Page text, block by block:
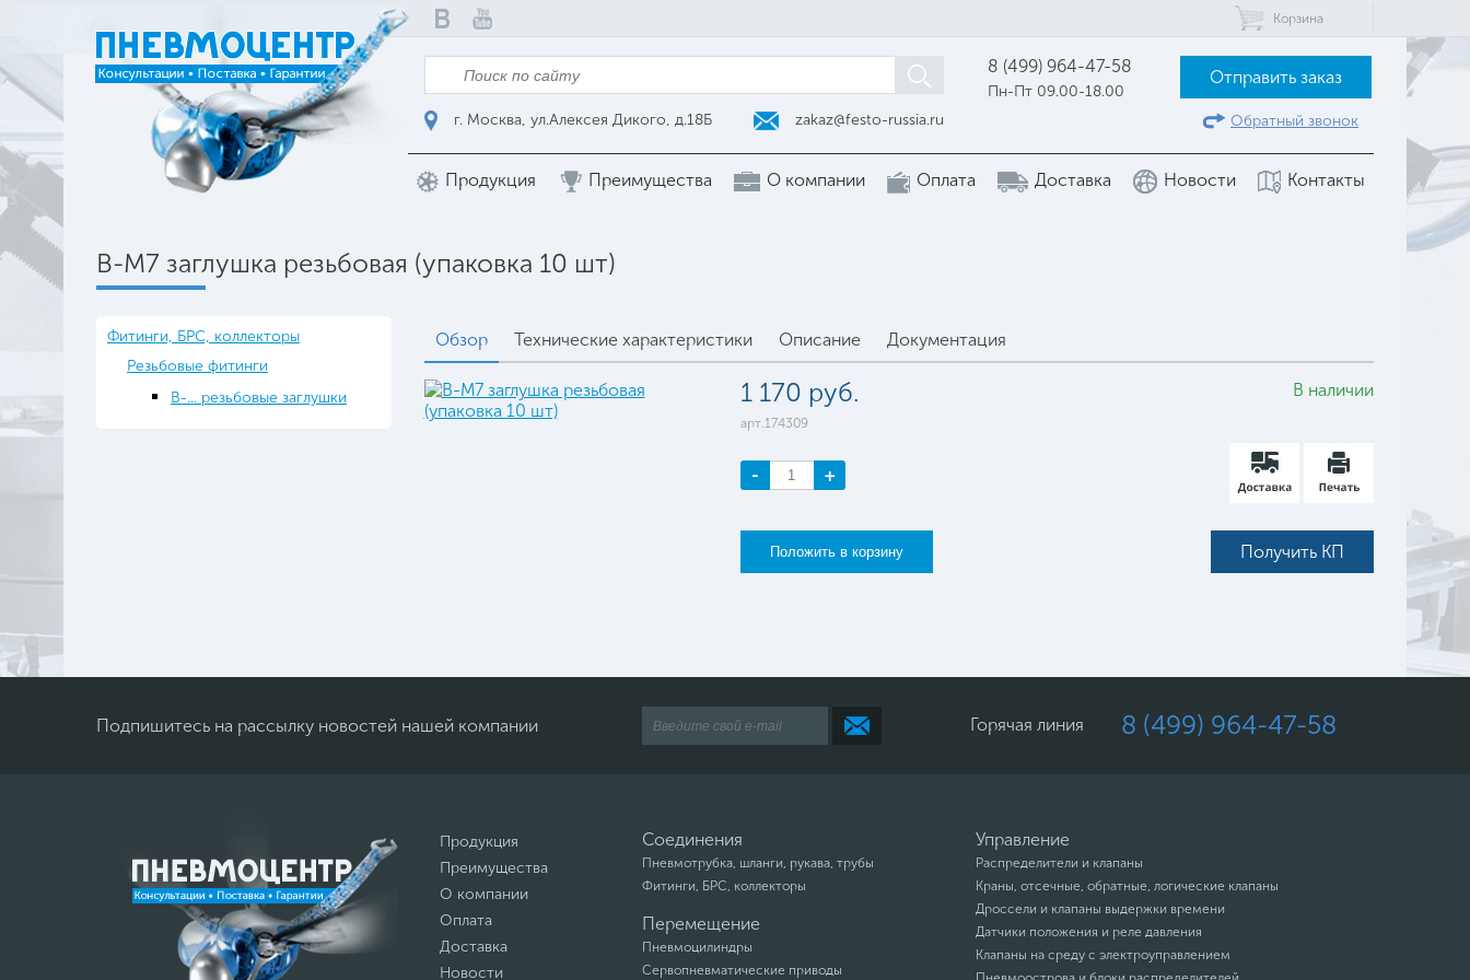
Корзина
г. Москва, ул.Алексея Дикого, д.18Б zakaz@festo-russia.ru
8 (499) 964-47-58
Пн-Пт 09.00-18.00
Отправить заказ
Обратный звонок
Продукция Преимущества О компании Оплата Доставка Новости Контакты
B-M7 заглушка резьбовая (упаковка 10 шт)
Фитинги, БРС, коллекторы
Резьбовые фитинги
B-... резьбовые заглушки
Обзор Технические характеристики Описание Документация
1 170 руб.
арт.174309
В наличии
- +
Получить КП
Подпишитесь на рассылку новостей нашей компании Горячая линия 8 (499) 964-47-58
Продукция
Преимущества
О компании
Оплата
Доставка
Новости
Соединения
Пневмотрубка, шланги, рукава, трубы
Фитинги, БРС, коллекторы
Перемещение
Пневмоцилиндры
Сервопневматические приводы
Управление
Распределители и клапаны
Краны, отсечные, обратные, логические клапаны
Дроссели и клапаны выдержки времени
Датчики положения и реле давления
Клапаны на среду с электроуправлением